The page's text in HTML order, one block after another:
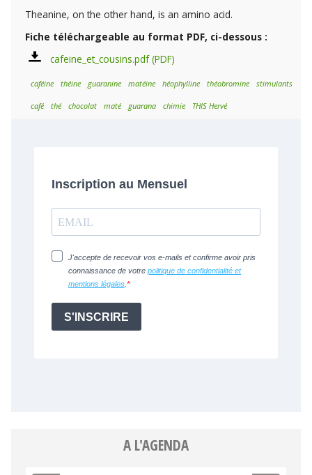
Theanine, on the other hand, is an amino acid.
Fiche téléchargeable au format PDF, ci-dessous :
cafeine_et_cousins.pdf
caféine théine guaranine matéine héophylline théobromine stimulants
café thé chocolat maté guarana chimie THIS Hervé
A L'AGENDA